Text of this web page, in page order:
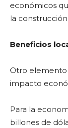
económicos
la
Beneficios
Otro elemento
impacto
Para la
billones de